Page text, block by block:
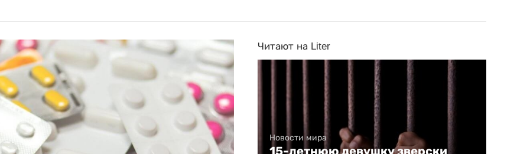
Читают на Liter
Новости мира
15-летнюю девушку зверски